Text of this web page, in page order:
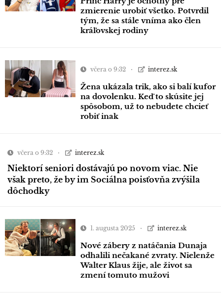
zmierenie urobiť všetko. Potvrdil
tým, že sa stále vníma ako člen
kráľovskej rodiny
včera o 9:32 interez.sk
Žena ukázala trik, ako si balí kufor
na dovolenku. Keď to skúsite jej
spôsobom, už to nebudete chcieť
robiť inak
včera o 9:32 interez.sk
Niektorí seniori dostávajú po novom viac. Nie
však preto, že by im Sociálna poisťovňa zvýšila
dôchodky
1. augusta 2025 interez.sk
Nové zábery z natáčania Dunaja
odhalili nečakané zvraty. Nielenže
Walter Klaus žije, ale život sa
zmení tomuto mužovi